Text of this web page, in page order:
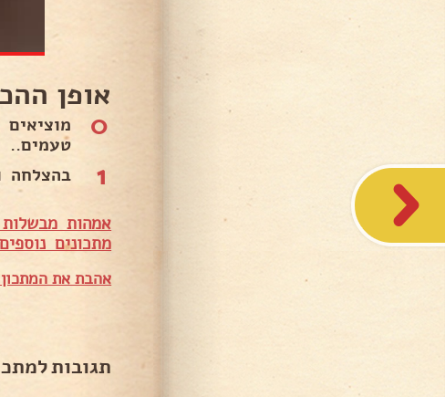
אופן
0
טעמים..
1 בהצלחה
אמהות
מתכונים נוספים
אהבת את
תגובות